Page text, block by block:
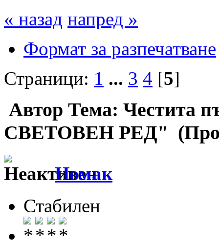
« назад напред »
Формат за разпечатване
Страници: 1 ... 3 4 [5]
Автор Тема: Честита
СВЕТОВЕН РЕД"
Номак
Стабилен